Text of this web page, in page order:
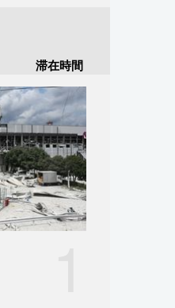
滞在時間